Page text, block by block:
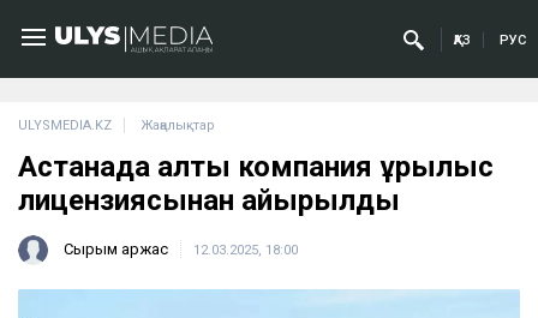
ҚАЗ РУС
ULYSMEDIA.KZ Жаңалықтар
Астанада алты компания құрылыс
лицензиясынан айырылды
Сырым Қаржас 12.03.2025, 18:00